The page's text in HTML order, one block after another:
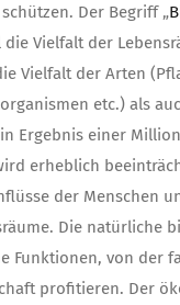
Der Begriff „
Vielfalt der
Vielfalt der Arten
etc.) als
Ergebnis einer
erheblich
der Menschen
Die natürliche
Funktionen, von der
profitieren. Der